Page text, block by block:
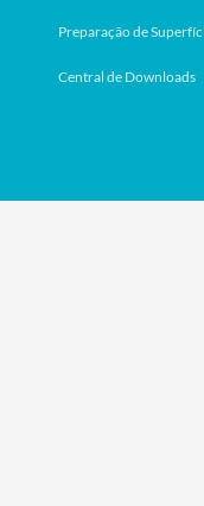
Preparação de
Central de Downloads